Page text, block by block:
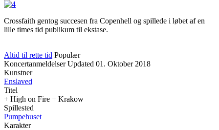
Crossfaith gentog succesen fra Copenhell og spillede i løbet af en
lille times tid publikum til ekstase.
Altid til rette tid Populær
Koncertanmeldelser Updated 01. Oktober 2018
Kunstner
Enslaved
Titel
+ High on Fire + Krakow
Spillested
Pumpehuset
Karakter